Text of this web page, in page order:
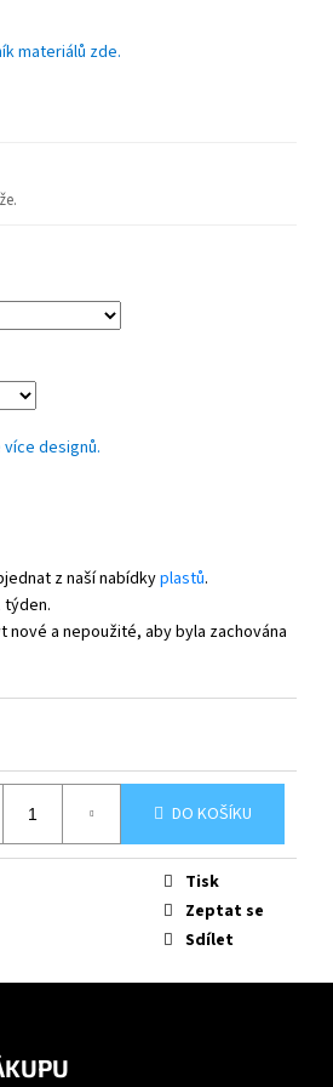
materiálů zde.
designů.
z naší nabídkyplastů.
týden.
a nepoužité, aby byla zachována
DO KOŠÍKU
Tisk
Zeptat se
Sdílet